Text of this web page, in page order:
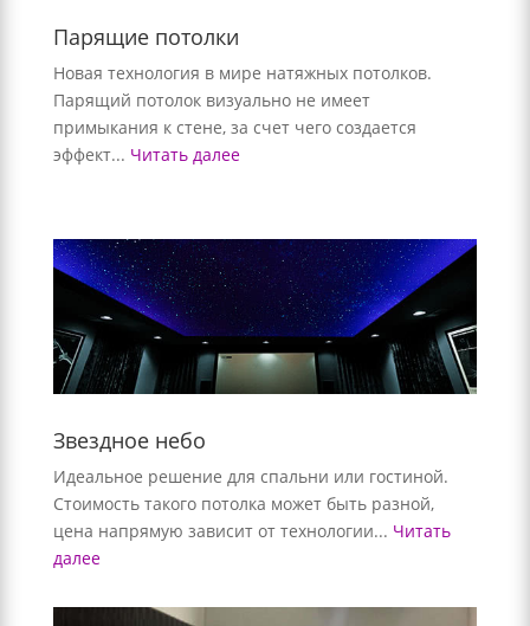
Парящие потолки
Новая технология в мире натяжных потолков.
Парящий потолок визуально не имеет
примыкания к стене, за счет чего создается
эффект... Читать далее
Звездное небо
Идеальное решение для спальни или гостиной.
Стоимость такого потолка может быть разной,
цена напрямую зависит от технологии... Читать
далее